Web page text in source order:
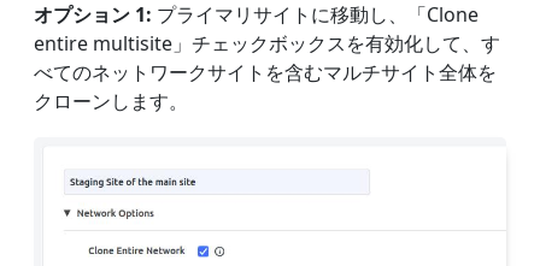
オプション 1: プライマリサイトに移動し、「Clone
entire multisite」チェックボックスを有効化して、す
べてのネットワークサイトを含むマルチサイト全体を
クローンします。